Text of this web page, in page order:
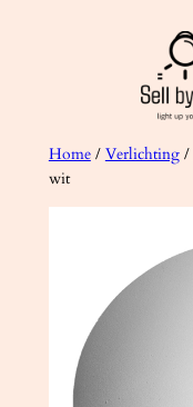
Home/ Verlichting/
wit